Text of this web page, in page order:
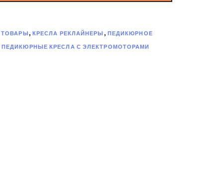
ТОВАРЫ , КРЕСЛА РЕКЛАЙНЕРЫ , ПЕДИКЮРНОЕ
ПЕДИКЮРНЫЕ КРЕСЛА С ЭЛЕКТРОМОТОРАМИ